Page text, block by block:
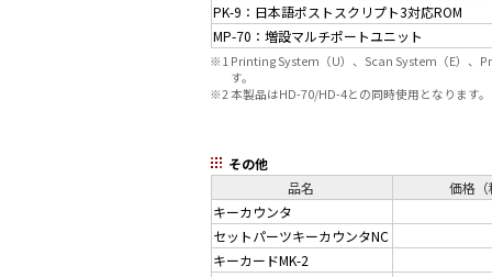
PK-9：日本語ポストスクリプト3対応ROM
MP-70：増設マルチポートユニット
※1 Printing System（U）、Scan System（E）、
す。
※2本製品はHD-70/HD-4との同時使用となります。
その他
品名
価格
キーカウンタ
セットパーツキーカウンタNC
キーカードMK-2